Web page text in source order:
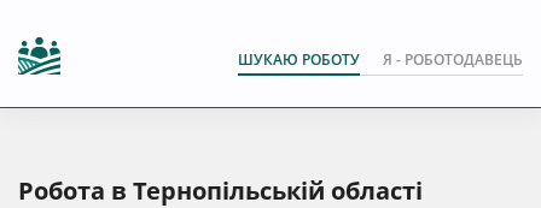
ШУКАЮ РОБОТУ Я - РОБОТОДАВЕЦЬ
Робота в Тернопільській області